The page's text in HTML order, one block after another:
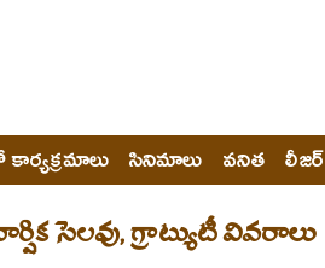
సినిమాలు వనిత లీజర్
సెలవు, గ్రాట్యుటీ వివరాలు